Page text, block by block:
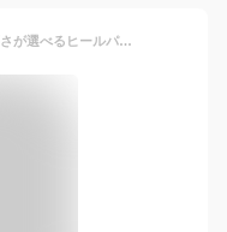
選べるサイズ展開！『n’OrLABEL高さが選べるヒールパンプス』[パンプス レディース シューズ 靴 ローヒール 太ヒール リラックス 歩きやすい シンプル オリジナル]※返品交換不可※【メール便不可】